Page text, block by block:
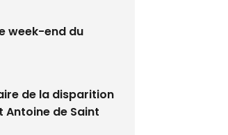
de la disparition